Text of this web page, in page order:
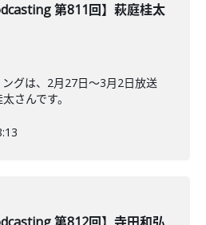
第811回】萩庭桂太
グは、2月27日〜3月2日放送
さんです。